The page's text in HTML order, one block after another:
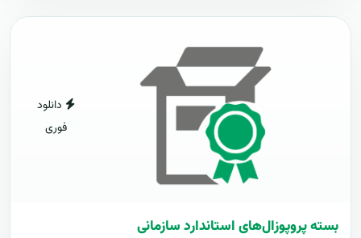
دانلود
فوری
بسته پروپوزال‌های استاندارد سازمانی